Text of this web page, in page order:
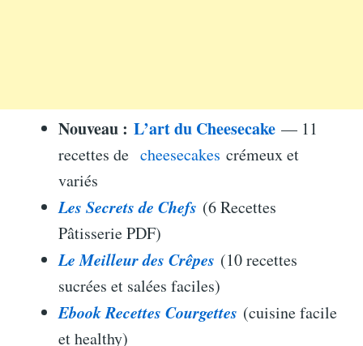
Nouveau : L’art du Cheesecake — 11
recettes de cheesecakes crémeux et
variés
Les Secrets de Chefs (6 Recettes
Pâtisserie PDF)
Le Meilleur des Crêpes (10 recettes
sucrées et salées faciles)
Ebook Recettes Courgettes (cuisine facile
et healthy)